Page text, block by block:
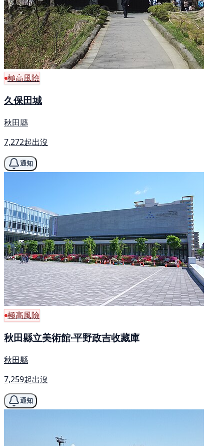
極高風險
久保田城
秋田縣
7,272起出沒
通知
極高風險
秋田縣立美術館·平野政吉收藏庫
秋田縣
7,259起出沒
通知